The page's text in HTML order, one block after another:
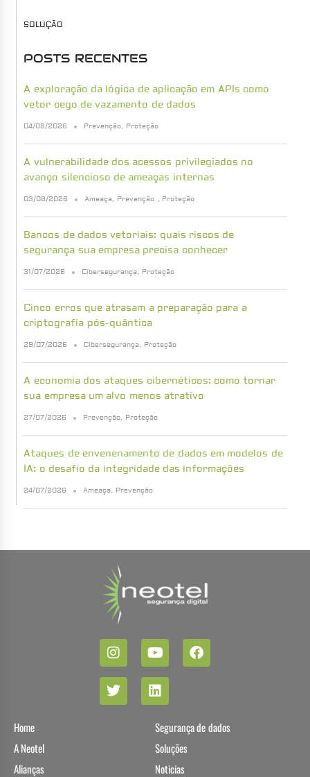
SOLUÇÃO
POSTS RECENTES
A exploração da lógica de aplicação em APIs como
vetor cego de vazamento de dados
04/08/2026 Prevenção, Proteção
A vulnerabilidade dos acessos privilegiados no
avanço silencioso de ameaças internas
03/08/2026 Ameaça, Prevenção , Proteção
Bancos de dados vetoriais: quais riscos de
segurança sua empresa precisa conhecer
31/07/2026 Cibersegurança, Proteção
Cinco erros que atrasam a preparação para a
criptografia pós-quântica
29/07/2026 Cibersegurança, Proteção
A economia dos ataques cibernéticos: como tornar
sua empresa um alvo menos atrativo
27/07/2026 Prevenção, Proteção
Ataques de envenenamento de dados em modelos de
IA: o desafio da integridade das informações
24/07/2026 Ameaça, Prevenção
Home
A Neotel
Alianças
Segurança de dados
Soluções
Noticias